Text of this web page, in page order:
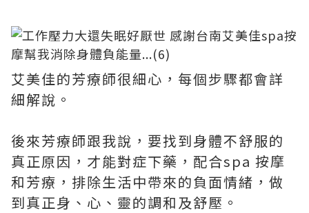
艾美佳的芳療師很細心，每個步驟都會詳
細解說。
後來芳療師跟我說，要找到身體不舒服的
真正原因，才能對症下藥，配合spa 按摩
和芳療，排除生活中帶來的負面情緒，做
到真正身、心、靈的調和及舒壓。